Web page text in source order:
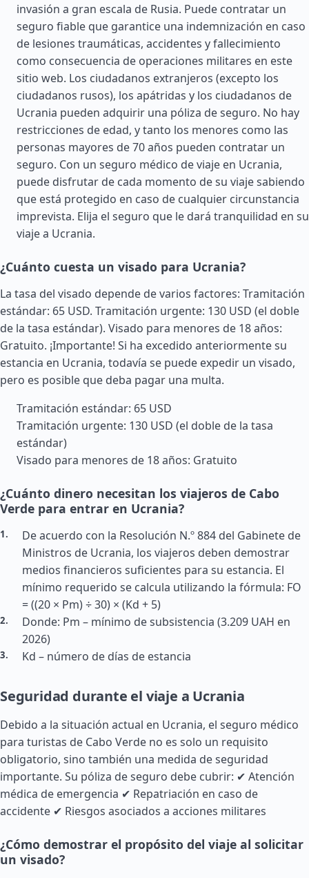
invasión a gran escala de Rusia. Puede contratar un
seguro fiable que garantice una indemnización en caso
de lesiones traumáticas, accidentes y fallecimiento
como consecuencia de operaciones militares en este
sitio web. Los ciudadanos extranjeros (excepto los
ciudadanos rusos), los apátridas y los ciudadanos de
Ucrania pueden adquirir una póliza de seguro. No hay
restricciones de edad, y tanto los menores como las
personas mayores de 70 años pueden contratar un
seguro. Con un seguro médico de viaje en Ucrania,
puede disfrutar de cada momento de su viaje sabiendo
que está protegido en caso de cualquier circunstancia
imprevista. Elija el seguro que le dará tranquilidad en su
viaje a Ucrania.
¿Cuánto cuesta un visado para Ucrania?
La tasa del visado depende de varios factores: Tramitación
estándar: 65 USD. Tramitación urgente: 130 USD (el doble
de la tasa estándar). Visado para menores de 18 años:
Gratuito. ¡Importante! Si ha excedido anteriormente su
estancia en Ucrania, todavía se puede expedir un visado,
pero es posible que deba pagar una multa.
Tramitación estándar: 65 USD
Tramitación urgente: 130 USD (el doble de la tasa
estándar)
Visado para menores de 18 años: Gratuito
¿Cuánto dinero necesitan los viajeros de Cabo
Verde para entrar en Ucrania?
De acuerdo con la Resolución N.º 884 del Gabinete de
Ministros de Ucrania, los viajeros deben demostrar
medios financieros suficientes para su estancia. El
mínimo requerido se calcula utilizando la fórmula: FO
= ((20 × Pm) ÷ 30) × (Kd + 5)
Donde: Pm – mínimo de subsistencia (3.209 UAH en
2026)
Kd – número de días de estancia
Seguridad durante el viaje a Ucrania
Debido a la situación actual en Ucrania, el seguro médico
para turistas de Cabo Verde no es solo un requisito
obligatorio, sino también una medida de seguridad
importante. Su póliza de seguro debe cubrir: ✔ Atención
médica de emergencia ✔ Repatriación en caso de
accidente ✔ Riesgos asociados a acciones militares
¿Cómo demostrar el propósito del viaje al solicitar
un visado?